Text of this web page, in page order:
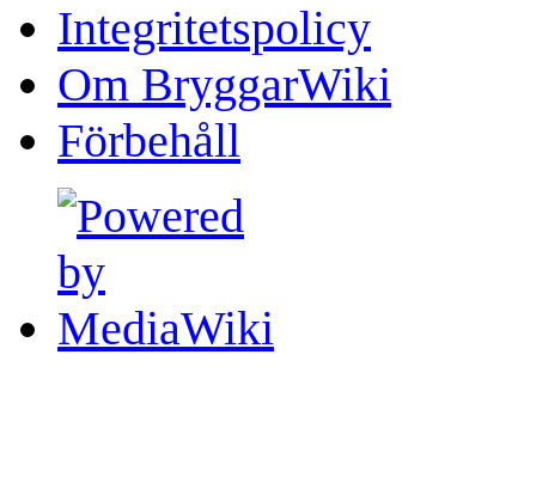
Integritetspolicy
Om BryggarWiki
Förbehåll